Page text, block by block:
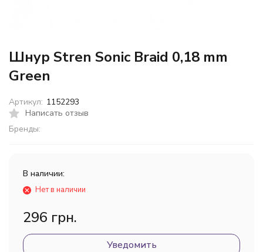
Шнур Stren Sonic Braid 0,18 mm
Green
Написать отзыв
Бренды:
Артикул: 1152293
В наличии:
Нет в наличии
296 грн.
Уведомить